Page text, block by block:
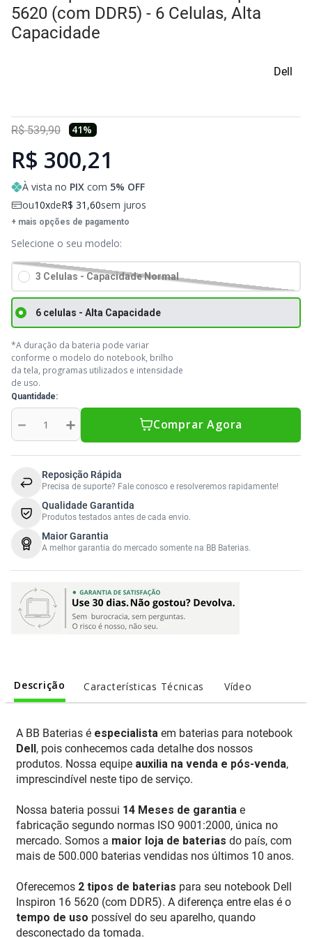
Sony Vaio
Toshiba
Sony Vaio
Toshiba
Caddy para SSD
5620 (com DDR5) - 6 Celulas, Alta
Capacidade
Dell
R$ 539,90 41%
R$ 300,21
À vista no PIX com 5% OFF
ou10 deR$ 31 ,60sem juros
+ mais opções de pagamento
3 Celulas - Capacidade Normal
6 celulas - Alta Capacidade
*A duração da bateria pode variar
conforme o modelo do notebook, brilho
da tela, programas utilizados e intensidade
de uso.
Quantidade
＋
－ Comprar Agora
Reposição Rápida
Precisa de suporte? Fale conosco e resolveremos rapidamente!
Qualidade Garantida
Produtos testados antes de cada envio.
Maior Garantia
A melhor garantia do mercado somente na BB Baterias.
Descrição Características Técnicas Vídeo
A BB Baterias é especialista em baterias para notebook
Dell, pois conhecemos cada detalhe dos nossos
produtos. Nossa equipe auxilia na venda e pós-venda,
imprescindível neste tipo de serviço.
Nossa bateria possui 14 Meses de garantia e
fabricação segundo normas ISO 9001:2000, única no
mercado. Somos a maior loja de baterias do país, com
mais de 500.000 baterias vendidas nos últimos 10 anos.
Oferecemos 2 tipos de baterias para seu notebook Dell
Inspiron 16 5620 (com DDR5). A diferença entre elas é o
tempo de uso possível do seu aparelho, quando
desconectado da tomada.